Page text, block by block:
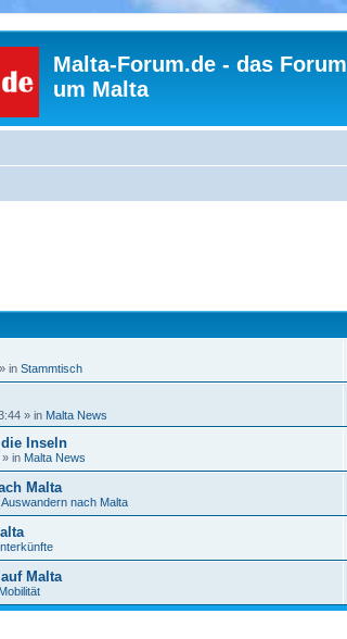
Malta-Forum.de - das
um Malta
in Stammtisch
» in Malta News
Inseln
in Malta News
Malta
Auswandern nach Malta
Malta
Mobilität